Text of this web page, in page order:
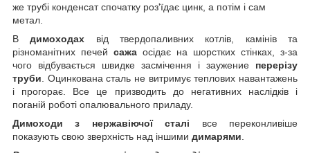
же трубі конденсат спочатку роз'їдає цинк, а потім і сам
метал.
Вдимоходах від твердопаливних котлів, камінів та
різноманітних печей сажа осідає на шорстких стінках, з-за
чого відбувається швидке засмічення і заужение перерізу
труби . Оцинкована сталь не витримує теплових навантажень
і прогорає. Все це призводить до негативних наслідків і
поганій роботі опалювального приладу.
Димоходи з нержавіючої сталі все переконливіше
показують свою зверхність над іншими димарями